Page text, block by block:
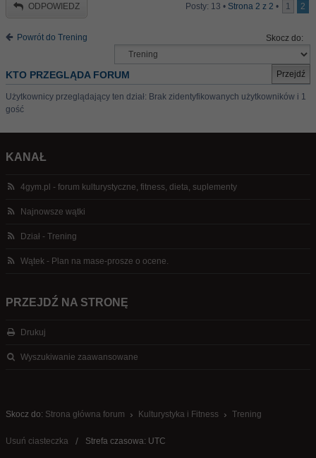
ODPOWIEDZ Posty: 13 • Strona 2 z 2 • 1 2
Powrót do Trening Skocz do:
KTO PRZEGLĄDA FORUM
Użytkownicy przeglądający ten dział: Brak zidentyfikowanych użytkowników i 1
gość
KANAŁ
4gym.pl - forum kulturystyczne, fitness, dieta, suplementy
Najnowsze wątki
Dział - Trening
Wątek - Plan na mase-prosze o ocene.
PRZEJDŹ NA STRONĘ
Drukuj
Wyszukiwanie zaawansowane
Skocz do: Strona główna forum Kulturystyka i Fitness Trening
Usuń ciasteczka Strefa czasowa: UTC